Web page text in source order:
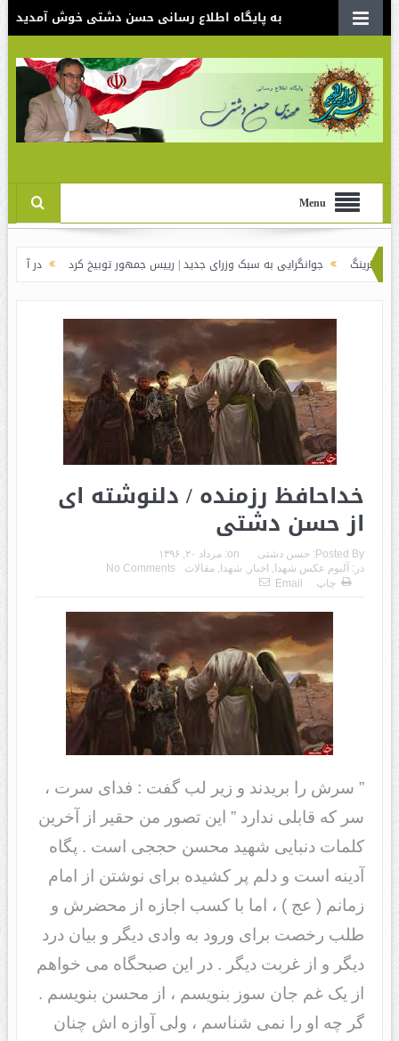
به پایگاه اطلاع رسانی حسن دشتی خوش آمدید
Menu
جوانگرایی به سبک وزرای جدید | رییس جمهور توبیخ کرد در آن شبی که
خداحافظ رزمنده / دلنوشته ای
از حسن دشتی
Posted By: حسن دشتی on: مرداد ۲۰, ۱۳۹۶
در: آلبوم عکس شهدا , اخبار , شهدا , مقالات
No Comments
چاپ
Email
” سرش را بریدند و زیر لب گفت : فدای سرت ،
سر که قابلی ندارد ” این تصور من حقیر از آخرین
کلمات دنبایی شهید محسن حججی است . پگاه
آدینه است و دلم پر کشیده برای نوشتن از امام
زمانم ( عج ) ، اما با کسب اجازه از محضرش و
طلب رخصت برای ورود به وادی دیگر و بیان درد
دیگر و از غربت دیگر . در این صبحگاه می خواهم
از یک غم جان سوز بنویسم ، از محسن بنویسم .
گر چه او را نمی شناسم ، ولی آوازه اش چنان